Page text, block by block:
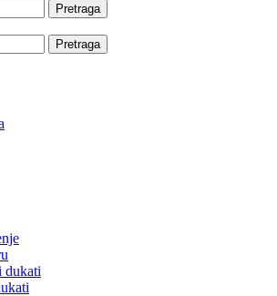
Pretraga
Pretraga
dukati